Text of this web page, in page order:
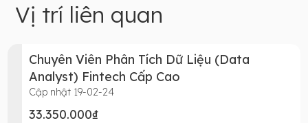
Vị trí liên quan
Chuyên Viên Phân Tích Dữ Liệu (Data
Analyst) Fintech Cấp Cao
Cập nhật 19-02-24
33.350.000₫